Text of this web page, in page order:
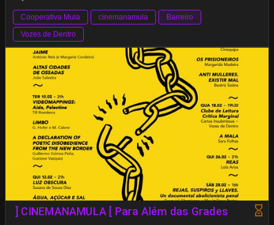
Cooperativa Mula cinemanamula
Barreiro
Vozes de Dentro
] CINEMANAMULA [ Para Além das Grades